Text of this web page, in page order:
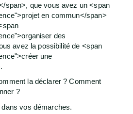
span>, que vous avez un <span
en commun</span>
des
avez la possibilité de <span
une
la déclarer ? Comment
?
vos démarches.